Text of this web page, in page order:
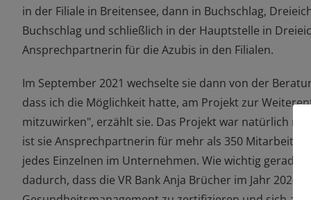
in der Filiale in Breitensee, dann in Buchschlag,
Buchschlag und schließlich in der Hauptstelle in
Ansprechpartnerin für die Azubis in den Filialen.
Im September 2021 wechselte sie dann von der
dass ich die Möglichkeit hatte, am Projekt zur
mitzuwirken", erzählt sie. Das Projekt war natürlich nur
ist sie Ansprechpartnerin für mehr als 350 Mitarbeite
jedes Einzelnen im Unternehmen. Wie wichtig gerade
dadurch, dass die VR Bank Anja Brücher im Jahr 2024